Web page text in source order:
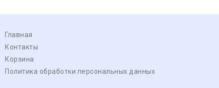
Главная
Контакты
Корзина
Политика обработки персональных данных